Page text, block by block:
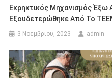
Εκρηκτικός Μηχανισμός Έξω
Εξουδετερώθηκε Από Το
3 Νοεμβρίου, 2023 admin